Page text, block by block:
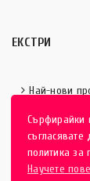
Сърфирайки
съгласявате
политика за
Научете
ЕКСТРИ
Най-нови
Отличени